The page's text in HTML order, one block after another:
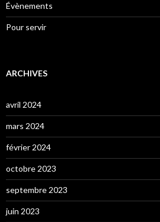
Évènements
Pour servir
ARCHIVES
avril 2024
mars 2024
février 2024
octobre 2023
septembre 2023
juin 2023